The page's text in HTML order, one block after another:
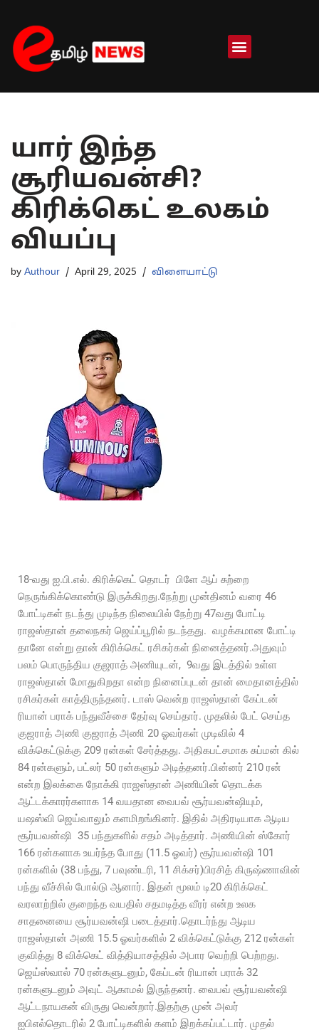
Skip
to
content
யார் இந்த
சூரியவன்சி?
கிரிக்கெட் உலகம்
வியப்பு
by Authour April 29, 2025 விளையாட்டு
18-வது ஐ.பி.எல். கிரிக்கெட் தொடர் பிளே ஆப் சுற்றை
நெருங்கிக்கொண்டு இருக்கிறது.நேற்று முன்தினம் வரை 46
போட்டிகள் நடந்து முடிந்த நிலையில் நேற்று 47வது போட்டி
ராஜஸ்தான் தலைநகர் ஜெய்ப்பூரில் நடந்தது. வழக்கமான போட்டி
தானே என்று தான் கிரிக்கெட் ரசிகர்கள் நினைத்தனர்.அதுவும்
பலம் பொருந்திய குஜராத் அணியுடன், 9வது இடத்தில் உள்ள
ராஜஸ்தான் மோதுகிறதா என்ற நினைப்புடன் தான் மைதானத்தில்
ரசிகர்கள் காத்திருந்தனர். டாஸ் வென்ற ராஜஸ்தான் கேப்டன்
ரியான் பராக் பந்துவீச்சை தேர்வு செய்தார். முதலில் பேட் செய்த
குஜராத் அணி குஜராத் அணி 20 ஓவர்கள் முடிவில் 4
விக்கெட்டுக்கு 209 ரன்கள் சேர்த்தது. அதிகபட்சமாக சுப்மன் கில்
84 ரன்களும், பட்லர் 50 ரன்களும் அடித்தனர்.பின்னர் 210 ரன்
என்ற இலக்கை நோக்கி ராஜஸ்தான் அணியின் தொடக்க
ஆட்டக்காரர்களாக 14 வயதான வைபவ் சூர்யவன்ஷியும்,
யஷஸ்வி ஜெய்வாலும் களமிறங்கினர். இதில் அதிரடியாக ஆடிய
சூர்யவன்ஷி 35 பந்துகளில் சதம் அடித்தார். அணியின் ஸ்கோர்
166 ரன்களாக உயர்ந்த போது (11.5 ஓவர்) சூர்யவன்ஷி 101
ரன்களில் (38 பந்து, 7 பவுண்டரி, 11 சிக்சர்)பிரசித் கிருஷ்ணாவின்
பந்து வீச்சில் போல்டு ஆனார். இதன் மூலம் டி20 கிரிக்கெட்
வரலாற்றில் குறைந்த வயதில் சதமடித்த வீரர் என்ற உலக
சாதனையை சூர்யவன்ஷி படைத்தார்.தொடர்ந்து ஆடிய
ராஜஸ்தான் அணி 15.5 ஓவர்களில் 2 விக்கெட்டுக்கு 212 ரன்கள்
குவித்து 8 விக்கெட் வித்தியாசத்தில் அபார வெற்றி பெற்றது.
ஜெய்ஸ்வால் 70 ரன்களுடனும், கேப்டன் ரியான் பராக் 32
ரன்களுடனும் அவுட் ஆகாமல் இருந்தனர். வைபவ் சூர்யவன்ஷி
ஆட்டநாயகன் விருது வென்றார்.இதற்கு முன் அவர்
ஐபிஎல்தொடரில் 2 போட்டிகளில் களம் இறக்கப்பட்டார். முதல்